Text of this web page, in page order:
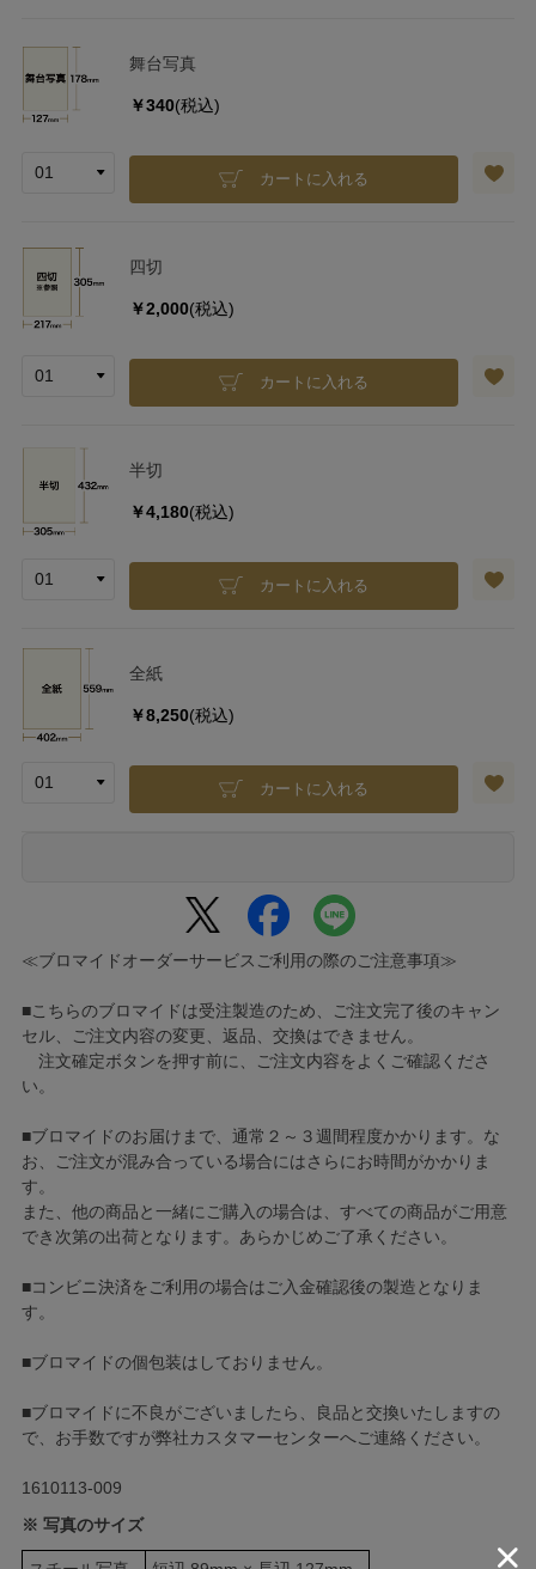
舞台写真
￥340(税込)
カートに入れる
四切
￥2,000(税込)
カートに入れる
半切
￥4,180(税込)
カートに入れる
全紙
￥8,250(税込)
カートに入れる
≪ブロマイドオーダーサービスご利用の際のご注意事項≫
■こちらのブロマイドは受注製造のため、ご注文完了後のキャン
セル、ご注文内容の変更、返品、交換はできません。
注文確定ボタンを押す前に、ご注文内容をよくご確認くださ
い。
■ブロマイドのお届けまで、通常２～３週間程度かかります。な
お、ご注文が混み合っている場合にはさらにお時間がかかりま
す。
また、他の商品と一緒にご購入の場合は、すべての商品がご用意
でき次第の出荷となります。あらかじめご了承ください。
■コンビニ決済をご利用の場合はご入金確認後の製造となりま
す。
■ブロマイドの個包装はしておりません。
■ブロマイドに不良がございましたら、良品と交換いたしますの
で、お手数ですが弊社カスタマーセンターへご連絡ください。
1610113-009
※ 写真のサイズ